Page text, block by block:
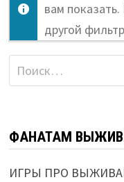
вам
другой
Найти:
ФАНАТАМ
ИГРЫ ПРО